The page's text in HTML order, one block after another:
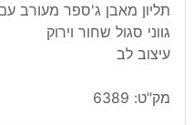
תליון מאבן ג'ספר מעורב
גווני סגול שחור וירוק
עיצוב לב
מק"ט: 6389